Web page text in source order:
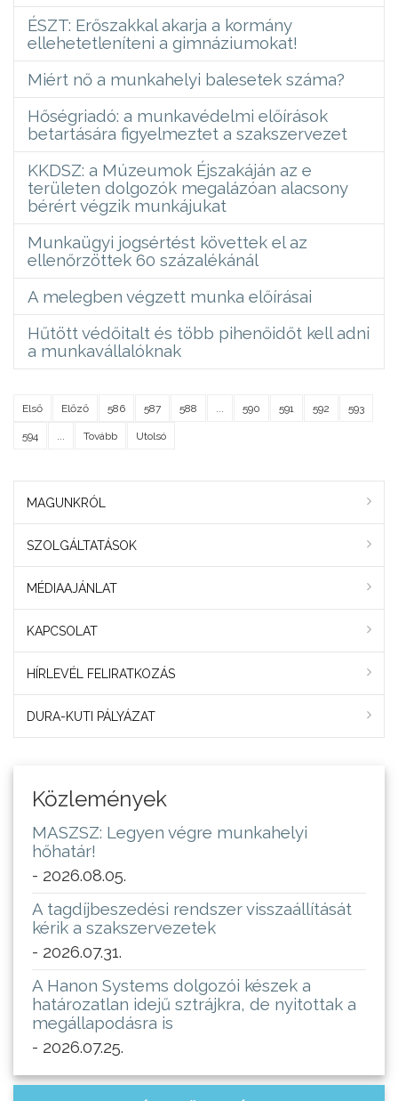
ÉSZT: Erőszakkal akarja a kormány
ellehetetleníteni a gimnáziumokat!
Miért nő a munkahelyi balesetek száma?
Hőségriadó: a munkavédelmi előírások
betartására figyelmeztet a szakszervezet
KKDSZ: a Múzeumok Éjszakáján az e
területen dolgozók megalázóan alacsony
bérért végzik munkájukat
Munkaügyi jogsértést követtek el az
ellenőrzöttek 60 százalékánál
A melegben végzett munka előírásai
Hűtött védőitalt és több pihenőidőt kell adni
a munkavállalóknak
Első Előző 586 587 588 590 591 592 593
594 Tovább Utolsó
MAGUNKRÓL
SZOLGÁLTATÁSOK
MÉDIAAJÁNLAT
KAPCSOLAT
HÍRLEVÉL FELIRATKOZÁS
DURA-KUTI PÁLYÁZAT
Közlemények
MASZSZ: Legyen végre munkahelyi
hőhatár!
- 2026.08.05.
A tagdíjbeszedési rendszer visszaállítását
kérik a szakszervezetek
- 2026.07.31.
A Hanon Systems dolgozói készek a
határozatlan idejű sztrájkra, de nyitottak a
megállapodásra is
- 2026.07.25.